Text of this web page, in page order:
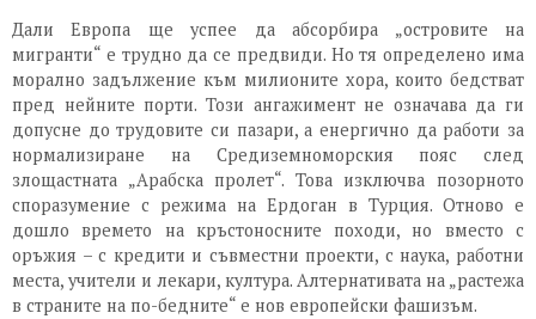
Дали Европа ще успее да абсорбира „островите на
мигранти“ е трудно да се предвиди. Но тя определено има
морално задължение към милионите хора, които бедстват
пред нейните порти. Този ангажимент не означава да ги
допусне до трудовите си пазари, а енергично да работи за
нормализиране на Средиземноморския пояс след
злощастната „Арабска пролет“. Това изключва позорното
споразумение с режима на Ердоган в Турция. Отново е
дошло времето на кръстоносните походи, но вместо с
оръжия – с кредити и съвместни проекти, с наука, работни
места, учители и лекари, култура. Алтернативата на „растежа
в страните на по-бедните“ е нов европейски фашизъм.